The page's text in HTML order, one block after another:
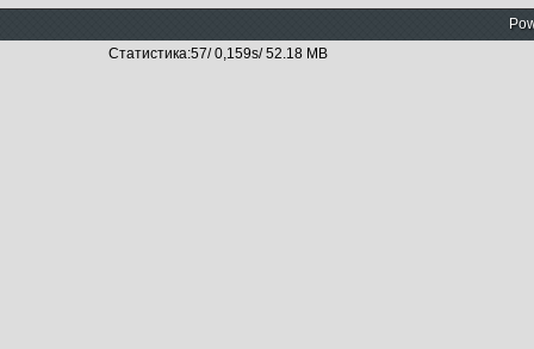
Статистика:57/ 0,159s/ 52.18 MB